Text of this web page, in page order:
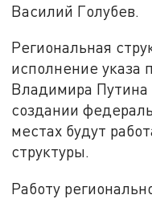
Василий Голубев.
Региональная
исполнение указа
Владимира Путина
создании
местах будут
структуры.
Работу